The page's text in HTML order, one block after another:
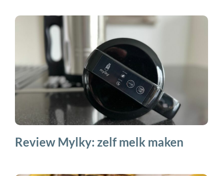
Review Mylky: zelf melk maken